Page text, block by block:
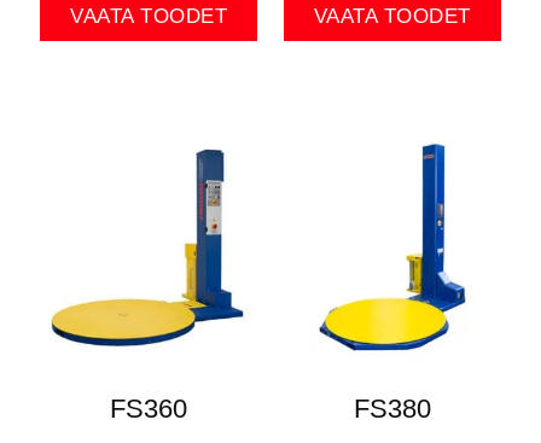
VAATA TOODET VAATA TOODET
FS360 FS380